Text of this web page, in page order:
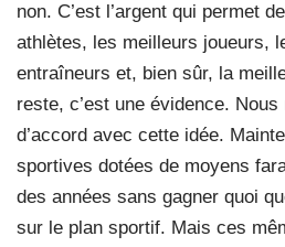
non. C’est l’argent qui permet
athlètes, les meilleurs joueurs,
entraîneurs et, bien sûr, la
reste, c’est une évidence.
d’accord avec cette idée.
sportives dotées de moyens
des années sans gagner quoi
sur le plan sportif. Mais ces